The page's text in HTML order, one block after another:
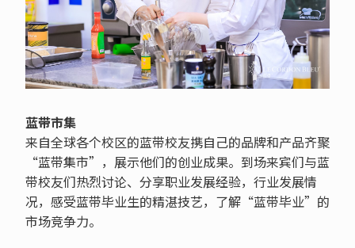
蓝带市集
来自全球各个校区的蓝带校友携自己的品牌和产品齐聚
“蓝带集市”，展示他们的创业成果。到场来宾们与蓝
带校友们热烈讨论、分享职业发展经验，行业发展情
况，感受蓝带毕业生的精湛技艺，了解“蓝带毕业”的
市场竞争力。